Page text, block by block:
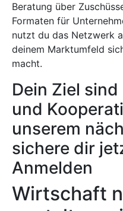
Beratung über
Formaten für
nutzt du das Netzwerk
deinem Marktumfeld
macht.
Dein Ziel
und
unserem
sichere dir
Anmelden
Wirtschaft